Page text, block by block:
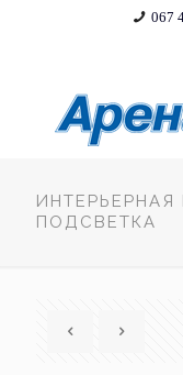
067
ПОДСВЕТКА